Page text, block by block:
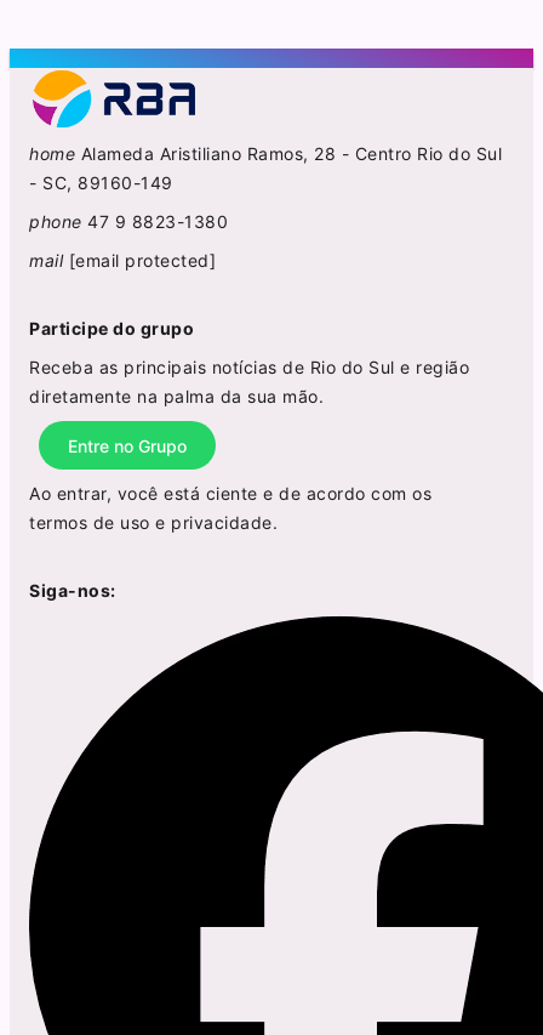
home Alameda Aristiliano Ramos, 28 - Centro Rio do Sul
- SC, 89160-149
phone 47 9 8823-1380
mail [email protected]
Participe do grupo
Receba as principais notícias de Rio do Sul e região
diretamente na palma da sua mão.
Entre no Grupo
Ao entrar, você está ciente e de acordo com os
termos de uso e privacidade.
Siga-nos: